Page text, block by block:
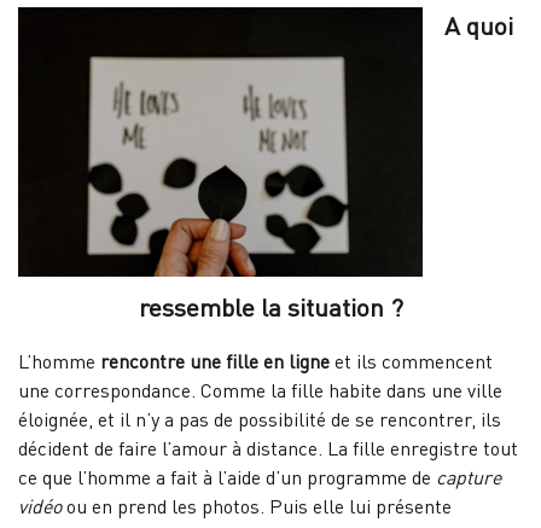
A quoi
ressemble la situation ?
L’homme rencontre une fille en ligne et ils commencent
une correspondance. Comme la fille habite dans une ville
éloignée, et il n’y a pas de possibilité de se rencontrer, ils
décident de faire l’amour à distance. La fille enregistre tout
ce que l’homme a fait à l’aide d’un programme de capture
vidéoou en prend les photos. Puis elle lui présente